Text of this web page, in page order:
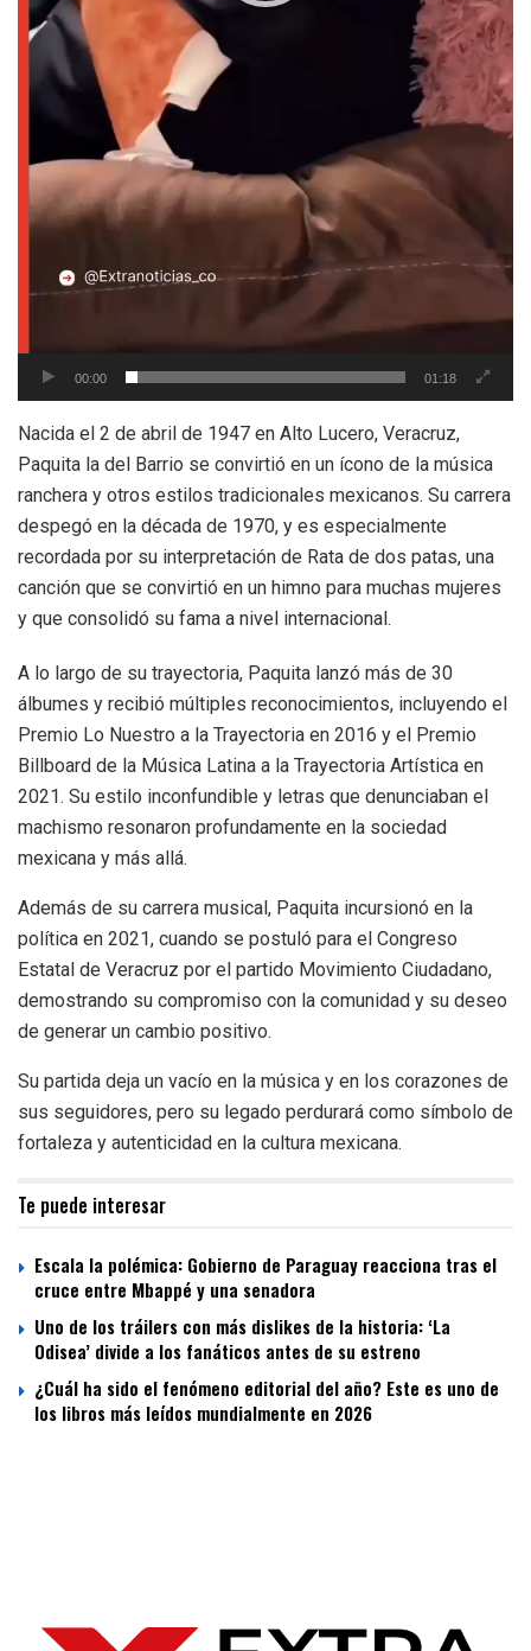
00:00 01:18
Nacida el 2 de abril de 1947 en Alto Lucero, Veracruz,
Paquita la del Barrio se convirtió en un ícono de la música
ranchera y otros estilos tradicionales mexicanos. Su carrera
despegó en la década de 1970, y es especialmente
recordada por su interpretación de Rata de dos patas, una
canción que se convirtió en un himno para muchas mujeres
y que consolidó su fama a nivel internacional.
A lo largo de su trayectoria, Paquita lanzó más de 30
álbumes y recibió múltiples reconocimientos, incluyendo el
Premio Lo Nuestro a la Trayectoria en 2016 y el Premio
Billboard de la Música Latina a la Trayectoria Artística en
2021. Su estilo inconfundible y letras que denunciaban el
machismo resonaron profundamente en la sociedad
mexicana y más allá.
Además de su carrera musical, Paquita incursionó en la
política en 2021, cuando se postuló para el Congreso
Estatal de Veracruz por el partido Movimiento Ciudadano,
demostrando su compromiso con la comunidad y su deseo
de generar un cambio positivo.
Su partida deja un vacío en la música y en los corazones de
sus seguidores, pero su legado perdurará como símbolo de
fortaleza y autenticidad en la cultura mexicana.
Te puede interesar
Escala la polémica: Gobierno de Paraguay reacciona tras el
cruce entre Mbappé y una senadora
Uno de los tráilers con más dislikes de la historia: ‘La
Odisea’ divide a los fanáticos antes de su estreno
¿Cuál ha sido el fenómeno editorial del año? Este es uno de
los libros más leídos mundialmente en 2026